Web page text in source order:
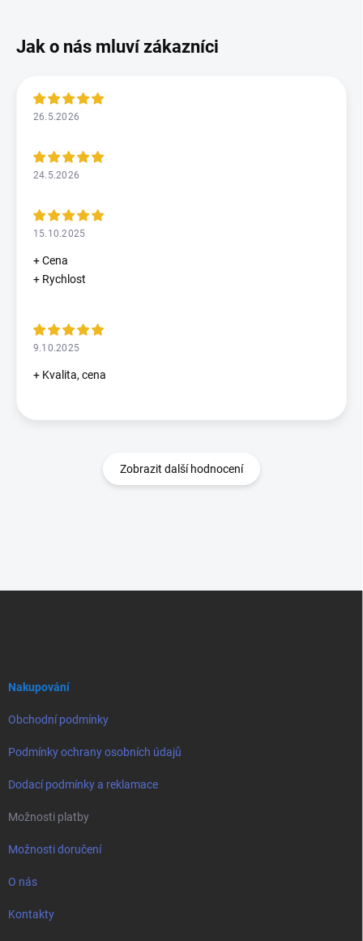
26.5.2026
24.5.2026
15.10.2025
+ Cena
+ Rychlost
9.10.2025
+ Kvalita, cena
Zobrazit další hodnocení
Nakupování
Obchodní podmínky
Podmínky ochrany osobních údajů
Dodací podmínky a reklamace
Možnosti platby
Možnosti doručení
O nás
Kontakty